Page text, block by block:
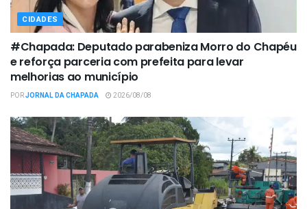
CIDADES
#Chapada: Deputado parabeniza Morro do Chapéu
e reforça parceria com prefeita para levar
melhorias ao município
PORJORNAL DA CHAPADA 2026/08/08